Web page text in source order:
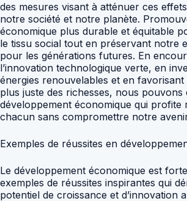
des mesures visant à atténuer ces
notre société et notre planète.
économique plus durable et équitable
le tissu social tout en préservant notre
pour les générations futures. En
l’innovation technologique verte, en
énergies renouvelables et en
plus juste des richesses, nous
développement économique qui profite
chacun sans compromettre notre
Exemples de réussites en
Le développement économique est
exemples de réussites inspirantes qui
potentiel de croissance et d’innovation